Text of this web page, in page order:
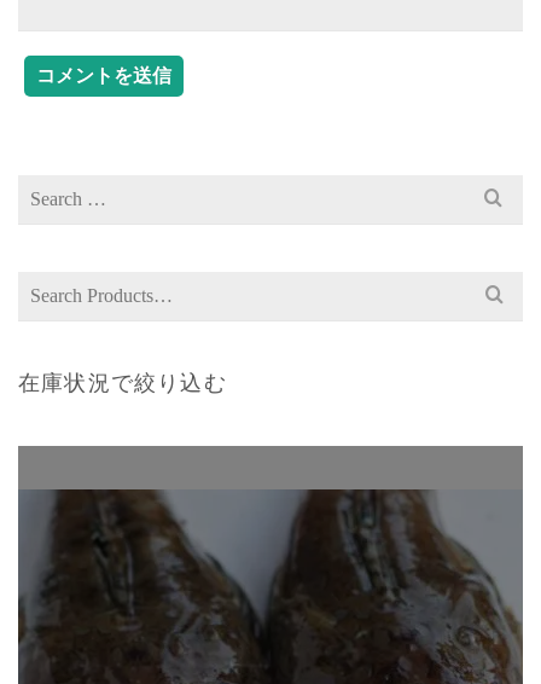
Search
Search
在庫状況で絞り込む